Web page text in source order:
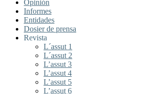
Opinión
Informes
Entidades
Dosier de prensa
Revista
L´assut 1
L´assut 2
L’assut 3
L’assut 4
L’assut 5
L’assut 6